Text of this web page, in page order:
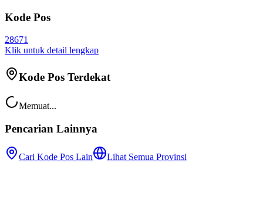
Kode Pos
28671
Klik untuk detail lengkap
Kode Pos Terdekat
Memuat...
Pencarian Lainnya
Cari Kode Pos Lain Lihat Semua Provinsi